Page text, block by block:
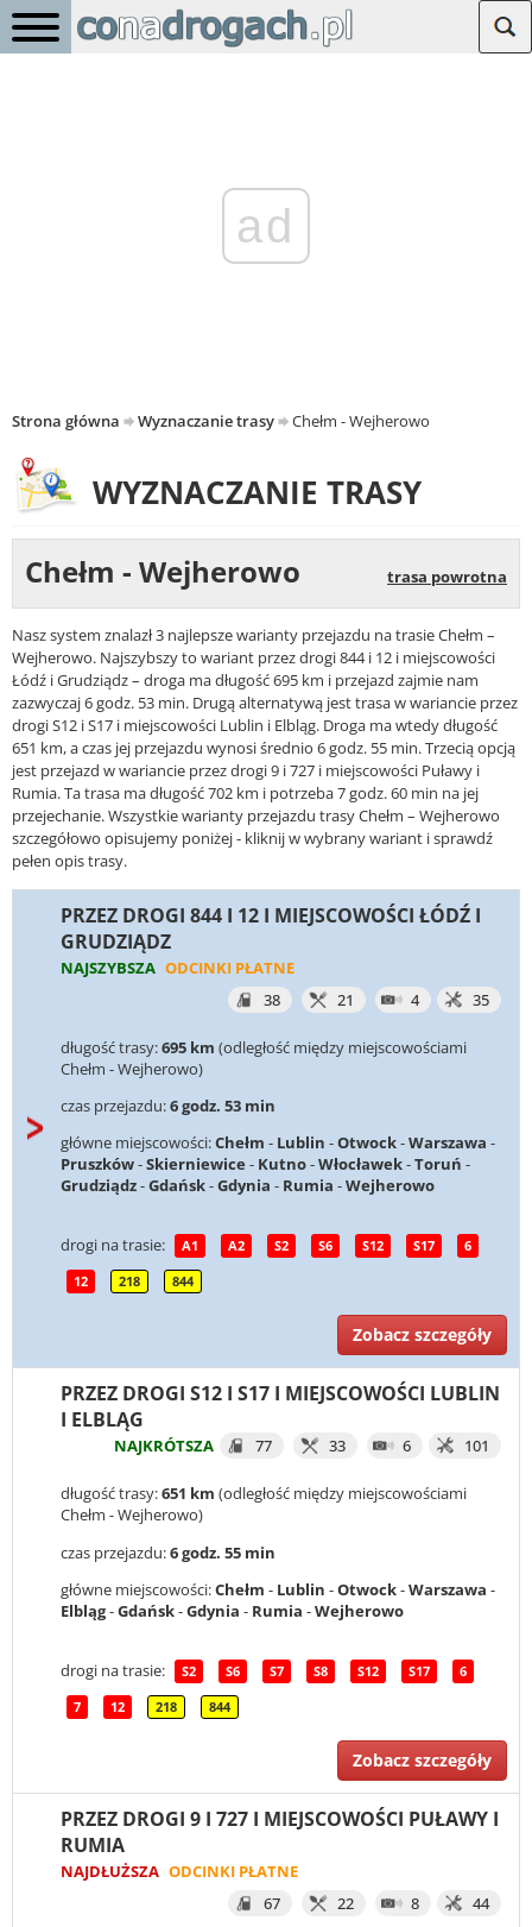
ad
Strona główna Wyznaczanie trasy Chełm - Wejherowo
WYZNACZANIE TRASY
Chełm - Wejherowo trasa powrotna
Nasz system znalazł 3 najlepsze warianty przejazdu na trasie Chełm –
Wejherowo. Najszybszy to wariant przez drogi 844 i 12 i miejscowości
Łódź i Grudziądz – droga ma długość 695 km i przejazd zajmie nam
zazwyczaj 6 godz. 53 min. Drugą alternatywą jest trasa w wariancie przez
drogi S12 i S17 i miejscowości Lublin i Elbląg. Droga ma wtedy długość
651 km, a czas jej przejazdu wynosi średnio 6 godz. 55 min. Trzecią opcją
jest przejazd w wariancie przez drogi 9 i 727 i miejscowości Puławy i
Rumia. Ta trasa ma długość 702 km i potrzeba 7 godz. 60 min na jej
przejechanie. Wszystkie warianty przejazdu trasy Chełm – Wejherowo
szczegółowo opisujemy poniżej - kliknij w wybrany wariant i sprawdź
pełen opis trasy.
PRZEZ DROGI 844 I 12 I MIEJSCOWOŚCI ŁÓDŹ I
GRUDZIĄDZ
NAJSZYBSZA ODCINKI PŁATNE
38
21 4 35
długość trasy:695 km (odległość między miejscowościami
Chełm - Wejherowo)
czas przejazdu:6 godz. 53 min
główne miejscowości:Chełm - Lublin -Otwock-Warszawa -
Pruszków-Skierniewice - Kutno-Włocławek-Toruń -
Grudziądz-Gdańsk-Gdynia - Rumia -Wejherowo
drogi na trasie: A1 A2 S2 S6 S12 S17 6
12 218 844
Zobacz szczegóły
PRZEZ DROGI S12 I S17 I MIEJSCOWOŚCI LUBLIN
I ELBLĄG
NAJKRÓTSZA 77 33 6 101
długość trasy:651 km (odległość między miejscowościami
Chełm - Wejherowo)
czas przejazdu:6 godz. 55 min
główne miejscowości:Chełm - Lublin -Otwock-Warszawa -
Elbląg-Gdańsk-Gdynia - Rumia -Wejherowo
drogi na trasie: S2 S6 S7 S8 S12 S17 6
7 12 218 844
Zobacz szczegóły
PRZEZ DROGI 9 I 727 I MIEJSCOWOŚCI PUŁAWY I
RUMIA
NAJDŁUŻSZA ODCINKI PŁATNE
67
22 8 44